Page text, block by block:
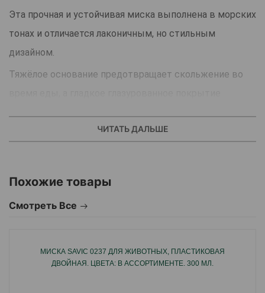
Эта прочная и устойчивая миска выполнена в морских
тонах и отличается лаконичным, но стильным
дизайном.
Тяжёлое основание предотвращает скольжение во
Изготовлена из прочной, безопасной для животных
Устойчивая, тяжёлая конструкция предотвращает
Подходит для сухого и влажного корма, а также
ЧИТАТЬ ДАЛЬШЕ
Похожие товары
Смотреть Все
МИСКА SAVIC 0237 ДЛЯ ЖИВОТНЫХ, ПЛАСТИКОВАЯ
ДВОЙНАЯ. ЦВЕТА: В АССОРТИМЕНТЕ. 300 МЛ.